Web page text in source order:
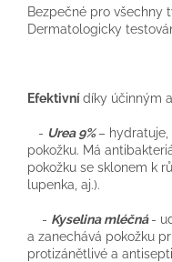
Bezpečné pro všechny
Dermatologicky
Efektivnídíky účinným
- Urea 9%–
pokožku. Má
pokožku se sklonem k
lupenka, aj.).
- Kyselina mléčná-
a zanechává pokožku
protizánětlivé a